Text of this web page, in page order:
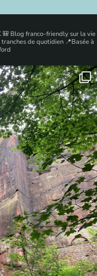
🎒 Blog franco-friendly sur la vie
de quotidien📍Basée à